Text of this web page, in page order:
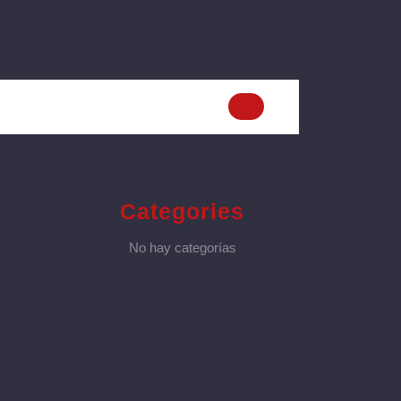
Categories
No hay categorías